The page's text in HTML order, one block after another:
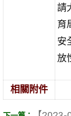
請
育
安
放
相關附件